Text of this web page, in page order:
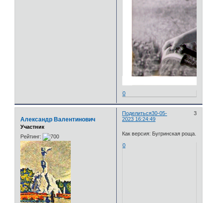
0
Поделиться 3
30-05-
2023 16:24:49
Александр Валентинович
Участник
Рейтинг:
Как версия: Бугринская роща.
0